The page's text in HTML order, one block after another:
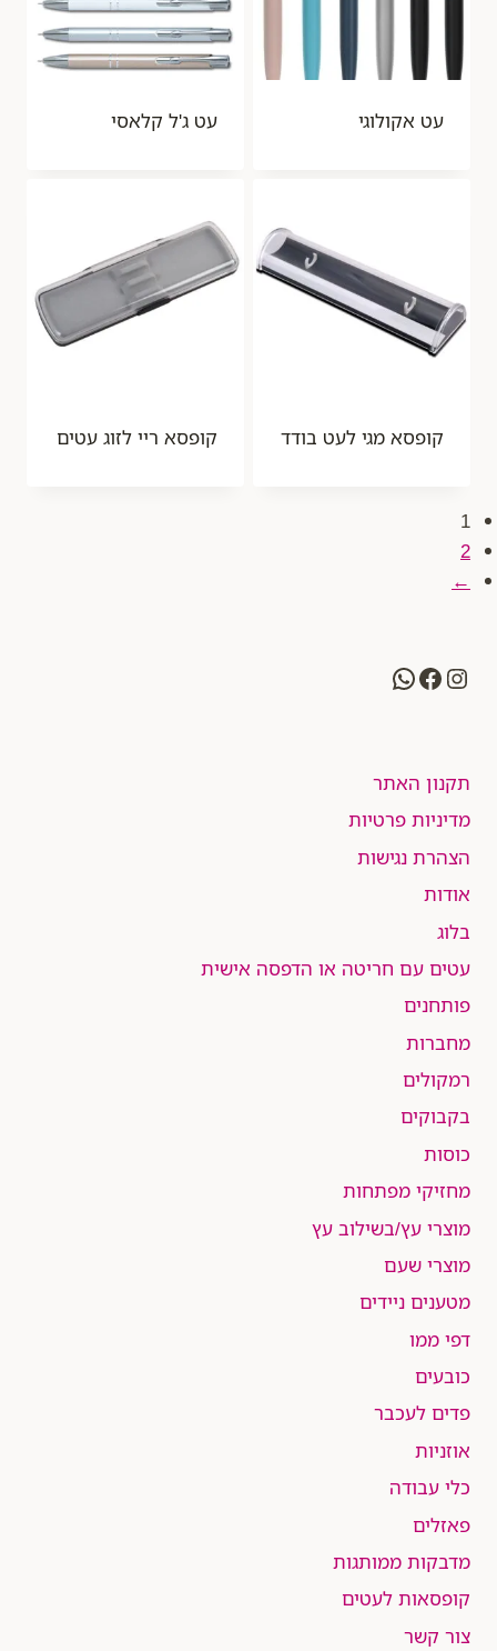
עט אקולוגי עט ג'ל קלאסי
קופסא מגי לעט בודד קופסא ריי לזוג עטים
1
2
←
Instagram
Facebook
WhatsApp
תקנון האתר
מדיניות פרטיות
הצהרת נגישות
אודות
בלוג
עטים עם חריטה או הדפסה אישית
פותחנים
מחברות
רמקולים
בקבוקים
כוסות
מחזיקי מפתחות
מוצרי עץ/בשילוב עץ
מוצרי שעם
מטענים ניידים
דפי ממו
כובעים
פדים לעכבר
אוזניות
כלי עבודה
פאזלים
מדבקות ממותגות
קופסאות לעטים
צור קשר